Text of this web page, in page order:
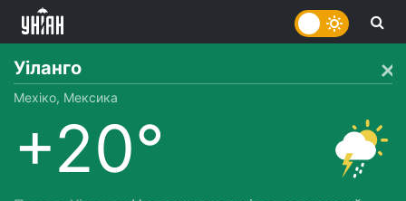
Уіланго
Мехіко, Мексика
+20°